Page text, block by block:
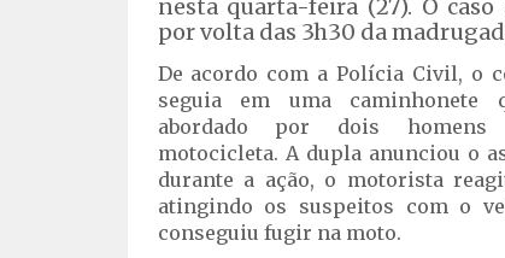
nesta quarta-feira (27). O caso
por volta das 3h30 da
De acordo com a Polícia Civil, o
seguia em uma caminhonete
abordado por dois
motocicleta. A dupla anunciou o
durante a ação, o motorista
atingindo os suspeitos com o
conseguiu fugir na moto.